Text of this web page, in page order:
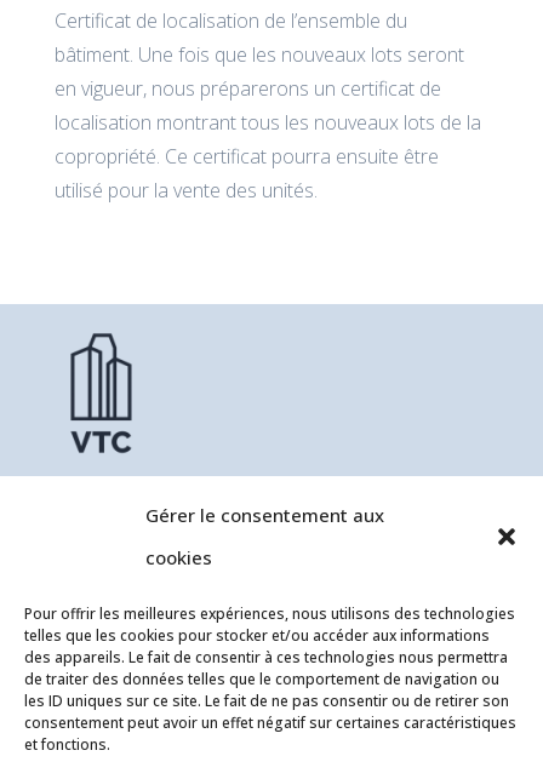
Gérer le consentement aux
cookies
Pour offrir les meilleures expériences, nous utilisons des technologies
telles que les cookies pour stocker et/ou accéder aux informations
des appareils. Le fait de consentir à ces technologies nous permettra
de traiter des données telles que le comportement de navigation ou
les ID uniques sur ce site. Le fait de ne pas consentir ou de retirer son
consentement peut avoir un effet négatif sur certaines caractéristiques
et fonctions.
Certificat de localisation de l’ensemble du
bâtiment. Une fois que les nouveaux lots seront
en vigueur, nous préparerons un certificat de
localisation montrant tous les nouveaux lots de la
copropriété. Ce certificat pourra ensuite être
utilisé pour la vente des unités.
nous joindre
soumission